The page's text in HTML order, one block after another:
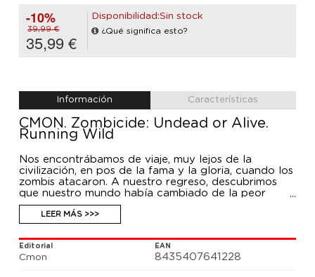
-10%
39,99 €
35,99 €
Disponibilidad:Sin stock
¿Qué significa esto?
Información Características
CMON. Zombicide: Undead or Alive.
Running Wild
Nos encontrábamos de viaje, muy lejos de la
civilización, en pos de la fama y la gloria, cuando los
zombis atacaron. A nuestro regreso, descubrimos
que nuestro mundo había cambiado de la peor
forma posible. Los caballos fueron las primeras
víctimas. Decidimos resistir y luchar junto al resto de
los supervivientes. Ahora tenemos un deber sagrado:
proteger a los últimos caballos domesticados que
quedan. ¡Mientras haya monturas vivas, el espíritu
del Salvaje Oeste perdurará!
LEER MÁS >>>
Editorial
Cmon
EAN
8435407641228